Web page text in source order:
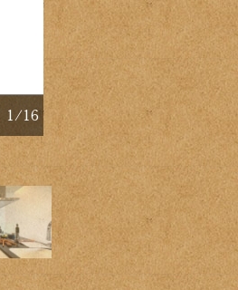
1/16
【間取り：3LDK】専有
ーゼット付きの約6.8帖
す。